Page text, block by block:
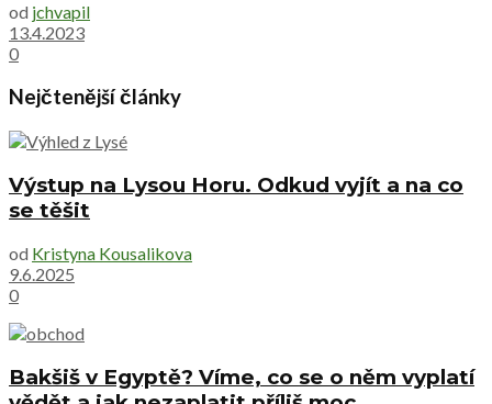
od jchvapil
13.4.2023
0
Nejčtenější články
Výstup na Lysou Horu. Odkud vyjít a na co
se těšit
od Kristyna Kousalikova
9.6.2025
0
Bakšiš v Egyptě? Víme, co se o něm vyplatí